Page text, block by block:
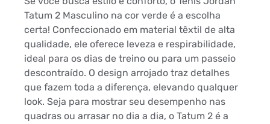
Tatum 2 Masculino na cor verde é a escolha
certa! Confeccionado em material têxtil de alta
qualidade, ele oferece leveza e respirabilidade,
ideal para os dias de treino ou para um passeio
descontraído. O design arrojado traz detalhes
que fazem toda a diferença, elevando qualquer
look. Seja para mostrar seu desempenho nas
quadras ou arrasar no dia a dia, o Tatum 2 é a